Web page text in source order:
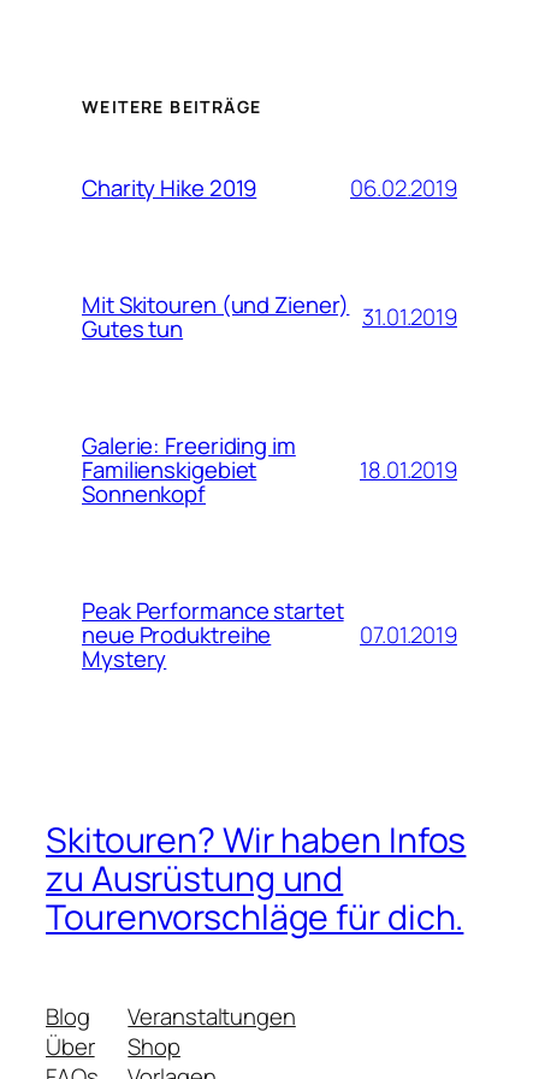
WEITERE BEITRÄGE
Charity Hike 2019 06.02.2019
Mit Skitouren (und Ziener)
Gutes tun 31.01.2019
Galerie: Freeriding im
Familienskigebiet
Sonnenkopf
18.01.2019
Peak Performance startet
neue Produktreihe
Mystery
07.01.2019
Skitouren? Wir haben Infos
zu Ausrüstung und
Tourenvorschläge für dich.
Blog
Über
Veranstaltungen
Shop